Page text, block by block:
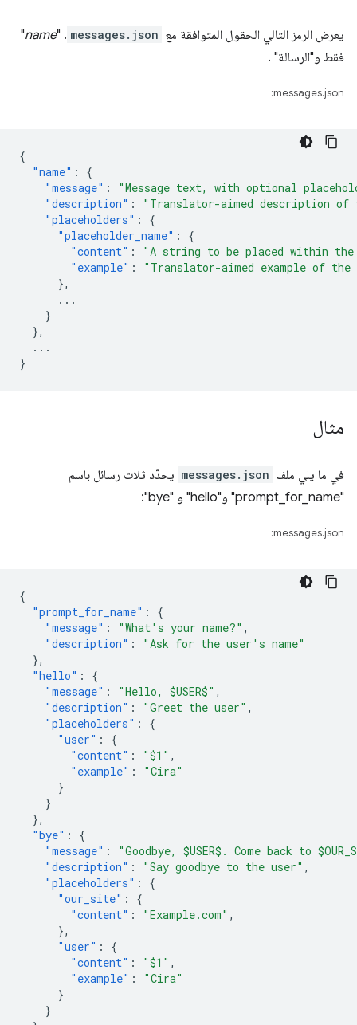
يعرض الرمز التالي الحقول المتوافقة مع messages.json
. "
name
"
فقط و"الرسالة" .
messages.json:
{
"name" :
{
"message" :
"Message text, with optional
"description" :
"Translator-aimed description of
"placeholders" :
{
"placeholder_name" :
{
"content" :
"A string to be placed within the
"example" :
"Translator-aimed example of
},
...
}
},
...
}
مثال
في ما يلي ملف messages.json يحدّد ثلاث رسائل باسم
"prompt_for_name" و"hello" و "bye":
messages.json:
{
"prompt_for_name" :
{
"message" : "What's your name?" ,
"description" :
"Ask for the user's name"
},
"hello" :
{
"message" : "Hello, $USER$" ,
"description" : "Greet the user" ,
"placeholders" :
{
"user" :
{
"content" : "$1" ,
"example" :
"Cira"
}
}
},
"bye" :
{
"message" :
"Goodbye, $USER$. Come back to
"description" : "Say goodbye to the user" ,
"placeholders" :
{
"our_site" :
{
"content" : "Example.com" ,
},
"user" :
{
"content" : "$1" ,
"example" :
"Cira"
}
}